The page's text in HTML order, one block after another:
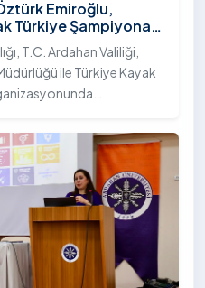
Emiroğlu,
Türkiye Şampiyonası
T.C. Ardahan Valiliği,
ile Türkiye Kayak
Şampiyonası, 30-31
Üniversitesi Yenisey